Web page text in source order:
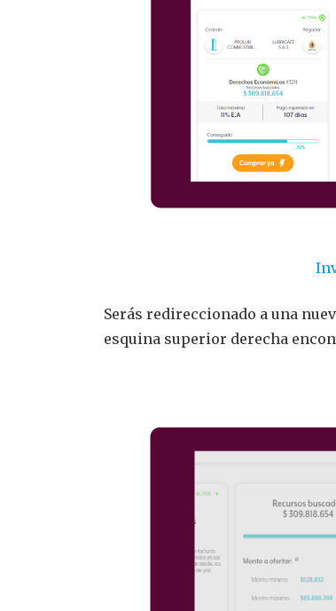
Serás redireccionado a una
esquina superior derecha